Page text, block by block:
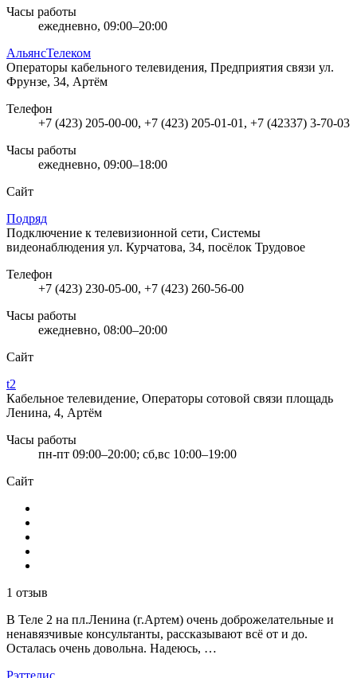
Часы работы
ежедневно, 09:00–20:00
АльянсТелеком
Операторы кабельного телевидения, Предприятия связи ул.
Фрунзе, 34, Артём
Телефон
+7 (423) 205-00-00, +7 (423) 205-01-01, +7 (42337) 3-70-03
Часы работы
ежедневно, 09:00–18:00
Сайт
Подряд
Подключение к телевизионной сети, Системы
видеонаблюдения ул. Курчатова, 34, посёлок Трудовое
Телефон
+7 (423) 230-05-00, +7 (423) 260-56-00
Часы работы
ежедневно, 08:00–20:00
Сайт
t2
Кабельное телевидение, Операторы сотовой связи площадь
Ленина, 4, Артём
Часы работы
пн-пт 09:00–20:00; сб,вс 10:00–19:00
Сайт
1 отзыв
В Теле 2 на пл.Ленина (г.Артем) очень доброжелательные и
ненавязчивые консультанты, рассказывают всё от и до.
Осталась очень довольна. Надеюсь, …
Рэттелис